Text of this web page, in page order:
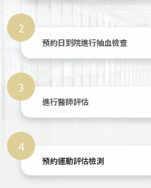
2
預約日到院進行抽血檢查
3
進行醫師評估
4
預約運動評估檢測